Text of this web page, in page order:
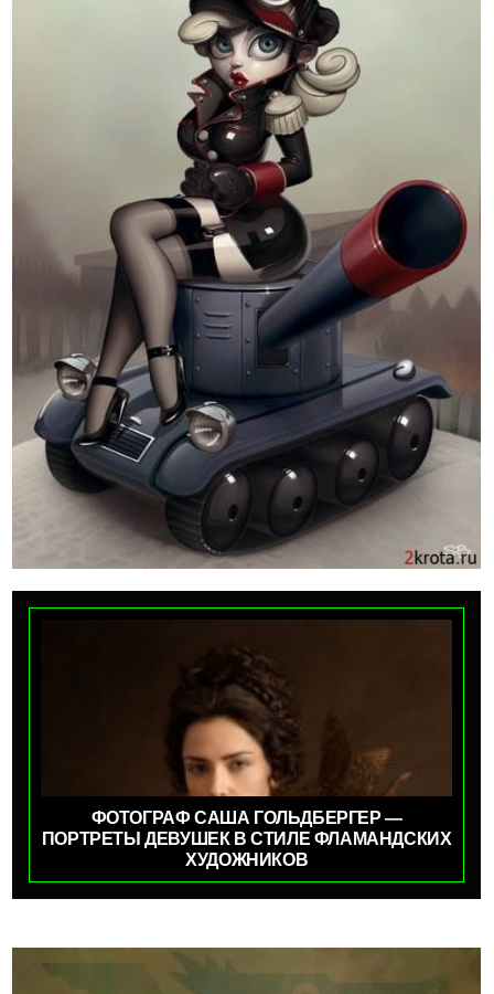
ФОТОГРАФ САША ГОЛЬДБЕРГЕР —
ПОРТРЕТЫ ДЕВУШЕК В СТИЛЕ ФЛАМАНДСКИХ
ХУДОЖНИКОВ